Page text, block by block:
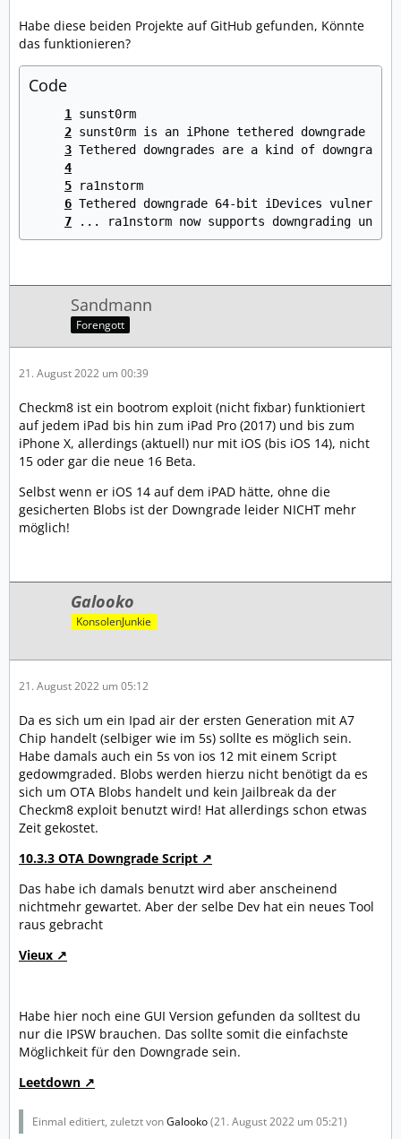
Habe diese beiden Projekte auf GitHub gefunden, Könnte
das funktionieren?
Code
... ra1nstorm now supports downgrading
Sandmann
Forengott
21. August 2022 um 00:39
Checkm8 ist ein bootrom exploit (nicht fixbar) funktioniert
auf jedem iPad bis hin zum iPad Pro (2017) und bis zum
iPhone X, allerdings (aktuell) nur mit iOS (bis iOS 14), nicht
15 oder gar die neue 16 Beta.
Selbst wenn er iOS 14 auf dem iPAD hätte, ohne die
gesicherten Blobs ist der Downgrade leider NICHT mehr
möglich!
Galooko
KonsolenJunkie
21. August 2022 um 05:12
Da es sich um ein Ipad air der ersten Generation mit A7
Chip handelt (selbiger wie im 5s) sollte es möglich sein.
Habe damals auch ein 5s von ios 12 mit einem Script
gedowmgraded. Blobs werden hierzu nicht benötigt da es
sich um OTA Blobs handelt und kein Jailbreak da der
Checkm8 exploit benutzt wird! Hat allerdings schon etwas
Zeit gekostet.
10.3.3 OTA Downgrade Script
Das habe ich damals benutzt wird aber anscheinend
nichtmehr gewartet. Aber der selbe Dev hat ein neues Tool
raus gebracht
Vieux
Habe hier noch eine GUI Version gefunden da solltest du
nur die IPSW brauchen. Das sollte somit die einfachste
Möglichkeit für den Downgrade sein.
Leetdown
Einmal editiert, zuletzt vonGalooko(21. August 2022 um 05:21)